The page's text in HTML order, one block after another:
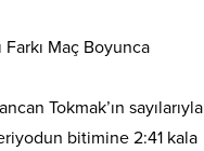
Farkı Maç Boyunca
Tokmak’ın sayılarıyla
bitimine 2:41 kala